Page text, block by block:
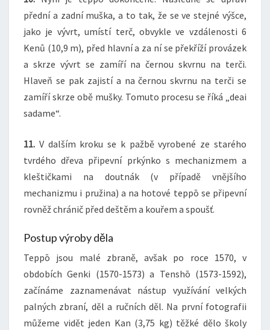
přední a zadní muška, a to tak, že se ve stejné výšce,
jako je vývrt, umístí terč, obvykle ve vzdálenosti 6
Kenů (10,9 m), před hlavní a za ní se překříží provázek
a skrze vývrt se zamíří na černou skvrnu na terči.
Hlaveň se pak zajistí a na černou skvrnu na terči se
zamíří skrze obě mušky. Tomuto procesu se říká „deai
sadame“.
11. V dalším kroku se k pažbě vyrobené ze starého
tvrdého dřeva připevní prkýnko s mechanizmem a
kleštičkami na doutnák (v případě vnějšího
mechanizmu i pružina) a na hotové teppō se připevní
rovněž chránič před deštěm a kouřem a spoušť.
Postup výroby děla
Teppō jsou malé zbraně, avšak po roce 1570, v
obdobích Genki (1570-1573) a Tenshō (1573-1592),
začínáme zaznamenávat nástup využívání velkých
palných zbraní, děl a ručních děl. Na první fotografii
můžeme vidět jeden Kan (3,75 kg) těžké dělo školy